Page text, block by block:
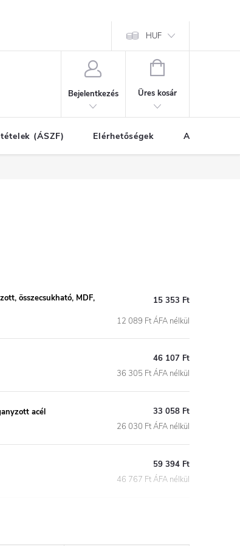
HUF
Bejelentkezés
KOSÁR
Üres kosár
(ÁSZF) Elérhetőségek A vásárlás
összecsukható, MDF,
15 353 Ft
12 089 Ft ÁFA nélkül
46 107 Ft
36 305 Ft ÁFA nélkül
acél
33 058 Ft
26 030 Ft ÁFA nélkül
59 394 Ft
46 767 Ft ÁFA nélkül